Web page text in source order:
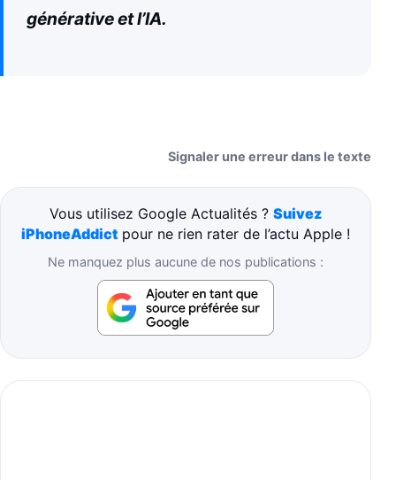
générative et l’IA.
Signaler une erreur dans le texte
Vous utilisez Google Actualités ? Suivez
iPhoneAddict pour ne rien rater de l’actu Apple !
Ne manquez plus aucune de nos publications :